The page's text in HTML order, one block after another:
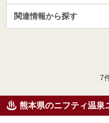
関連情報から探す
7
熊本県のニフティ温泉